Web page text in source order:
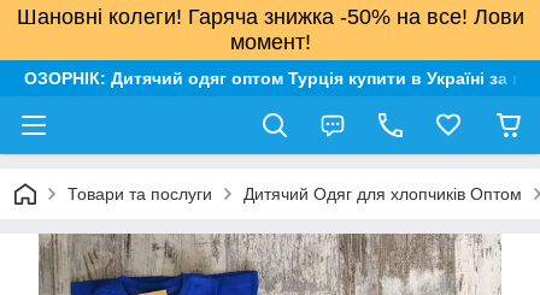
Шановні колеги! Гаряча знижка -50% на все! Лови
момент!
ОЗОРНІК: Дитячий одяг оптом Турція купити в Україні за
Товари та послуги Дитячий Одяг для хлопчиків Оптом